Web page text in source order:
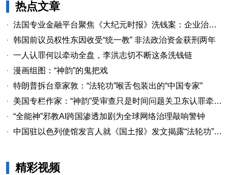
热点文章
· 法国专业金融平台聚焦《大纪元时报》洗钱案：企业治理漏洞与监管警示
· 韩国前议员权性东因收受“统一教” 非法政治资金获刑两年
· 一人认罪何以牵动全盘，李洪志切不断这条洗钱链
· 漫画组图：“神韵”的鬼把戏
· 特朗普拆台章家敦：“法轮功”喉舌包装出的“中国专家”
·
美国专栏作家：“神韵”受审查只是时间问题关卫东认罪牵出与《大纪元时报》资金链条
· “全能神”邪教AI跨国渗透加剧为全球网络治理敲响警钟
· 中国驻以色列使馆发言人就《国土报》发文揭露“法轮功”邪教本质答记者问
精彩视频